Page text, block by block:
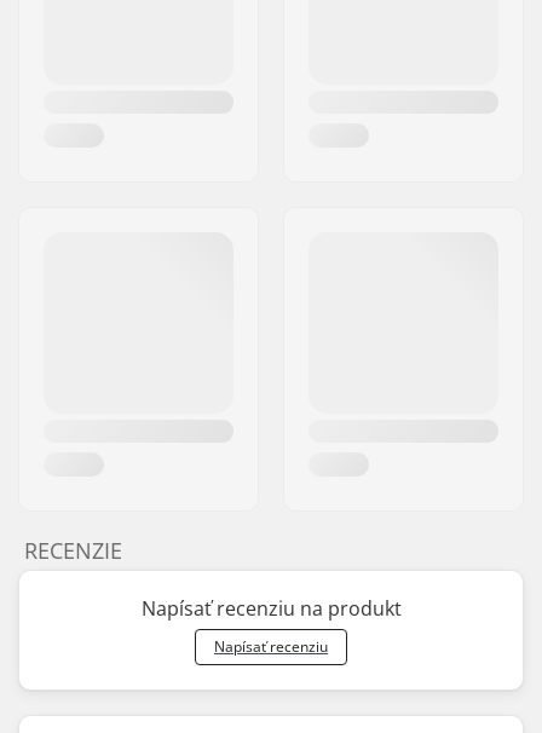
RECENZIE
Napísať recenziu na produkt
Napísať recenziu